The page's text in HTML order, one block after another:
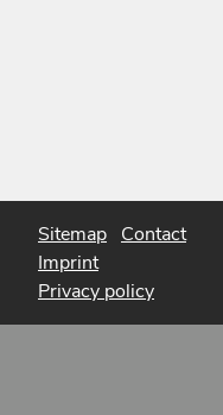
Sitemap Contact
Imprint
Privacy policy